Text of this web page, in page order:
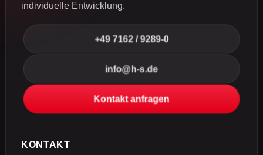
individuelle Entwicklung.
+49 7162 / 9289-0
info@h-s.de
Kontakt anfragen
KONTAKT